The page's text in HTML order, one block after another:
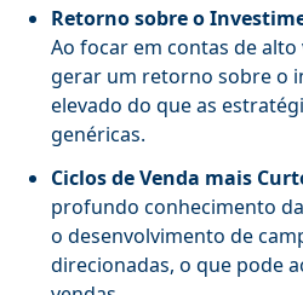
Retorno sobre o
Ao focar em contas de alto
gerar um retorno sobre o
elevado do que as
genéricas.
Ciclos de Venda mais
profundo conhecimento
o desenvolvimento de
direcionadas, o que pode